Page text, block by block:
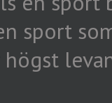
sport